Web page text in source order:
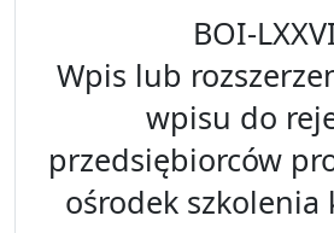
BOI-
Wpis lub
wpisu do
przedsiębiorców
ośrodek szkolenia